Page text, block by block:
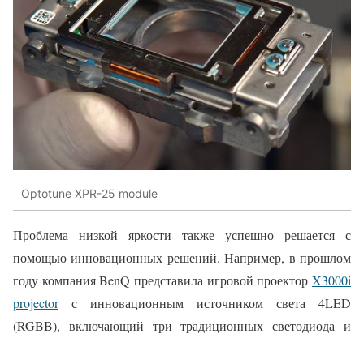
Optotune XPR-25 module
Проблема низкой яркости также успешно решается с
помощью инновационных решений. Например, в прошлом
году компания BenQ представила игровой проектор X3000i
projectorс инновационным источником света 4LED
(RGBB), включающий три традиционных светодиода и